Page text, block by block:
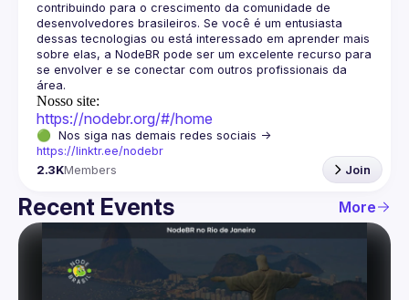
contribuindo para o crescimento da comunidade de
desenvolvedores brasileiros. Se você é um entusiasta
dessas tecnologias ou está interessado em aprender mais
sobre elas, a NodeBR pode ser um excelente recurso para
se envolver e se conectar com outros profissionais da
Nosso site:
https://nodebr.org/#/home
https://linktr.ee/nodebr
2.3KMembers Join
Recent Events More